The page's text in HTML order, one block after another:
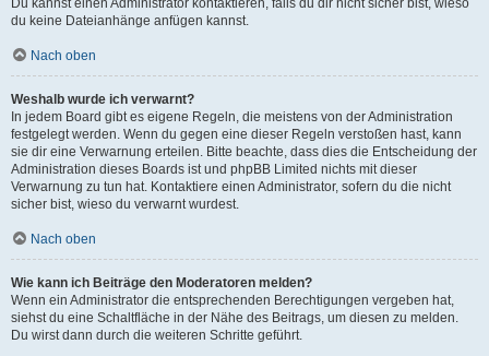
Du kannst einen Administrator kontaktieren, falls du dir nicht sicher bist, wieso
du keine Dateianhänge anfügen kannst.
Nach oben
Weshalb wurde ich verwarnt?
In jedem Board gibt es eigene Regeln, die meistens von der Administration
festgelegt werden. Wenn du gegen eine dieser Regeln verstoßen hast, kann
sie dir eine Verwarnung erteilen. Bitte beachte, dass dies die Entscheidung der
Administration dieses Boards ist und phpBB Limited nichts mit dieser
Verwarnung zu tun hat. Kontaktiere einen Administrator, sofern du die nicht
sicher bist, wieso du verwarnt wurdest.
Nach oben
Wie kann ich Beiträge den Moderatoren melden?
Wenn ein Administrator die entsprechenden Berechtigungen vergeben hat,
siehst du eine Schaltfläche in der Nähe des Beitrags, um diesen zu melden.
Du wirst dann durch die weiteren Schritte geführt.